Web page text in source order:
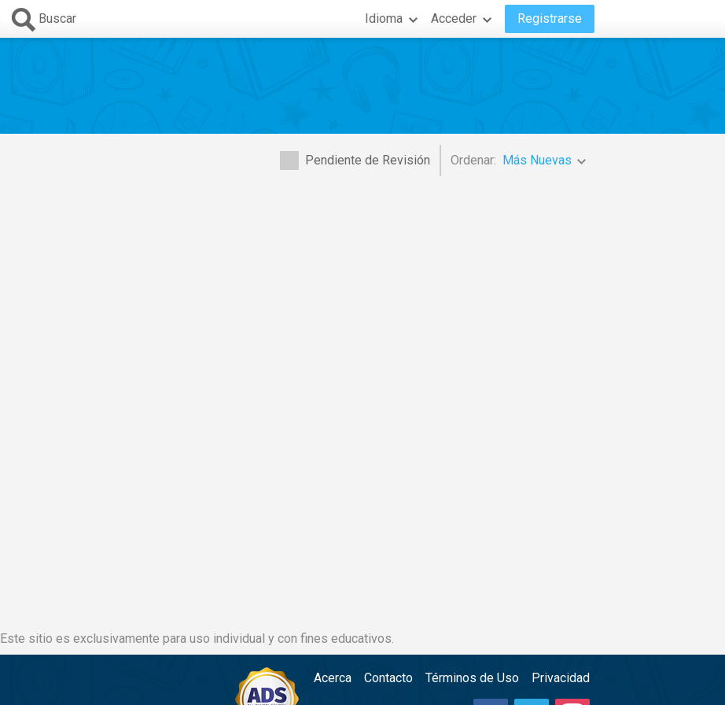
Buscar Idioma Acceder Registrarse
Pendiente de Revisión Ordenar: Más Nuevas
Este sitio es exclusivamente para uso individual y con fines educativos.
Acerca Contacto Términos de Uso Privacidad